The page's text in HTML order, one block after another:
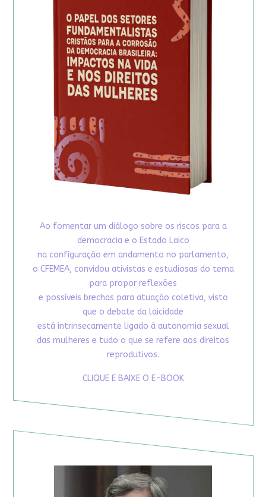
Ao fomentar um diálogo sobre os riscos para a
democracia e o Estado Laico
na configuração em andamento no parlamento,
o CFEMEA, convidou ativistas e estudiosas do tema
para propor reflexões
e possíveis brechas para atuação coletiva, visto
que o debate da laicidade
está intrinsecamente ligado à autonomia sexual
das mulheres e tudo o que se refere aos direitos
reprodutivos.
CLIQUE E BAIXE O E-BOOK